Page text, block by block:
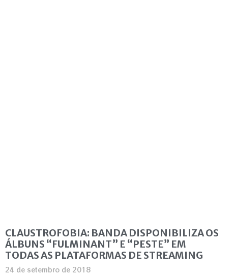
CLAUSTROFOBIA: BANDA DISPONIBILIZA OS
ÁLBUNS “FULMINANT” E “PESTE” EM
TODAS AS PLATAFORMAS DE STREAMING
24 de setembro de 2018